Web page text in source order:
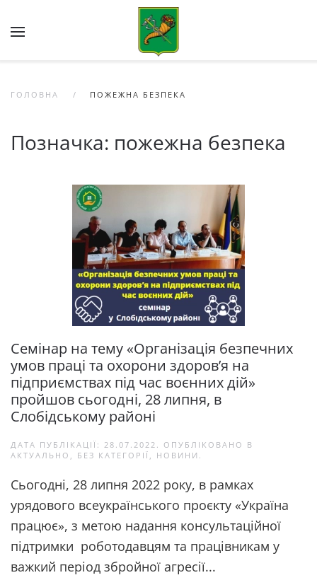
Skip to main content
ГОЛОВНА ПОЖЕЖНА БЕЗПЕКА
Позначка: пожежна безпека
Семінар на тему «Організація безпечних
умов праці та охорони здоров’я на
підприємствах під час воєнних дій»
пройшов сьогодні, 28 липня, в
Слобідському районі
ДАТА ПУБЛІКАЦІЇ: 28.07.2022 . ОПУБЛІКОВАНО В
АКТУАЛЬНО , БЕЗ КАТЕГОРІЇ , НОВИНИ .
Сьогодні, 28 липня 2022 року, в рамках
урядового всеукраїнського проєкту «Україна
працює», з метою надання консультаційної
підтримки роботодавцям та працівникам у
важкий період збройної агресії...